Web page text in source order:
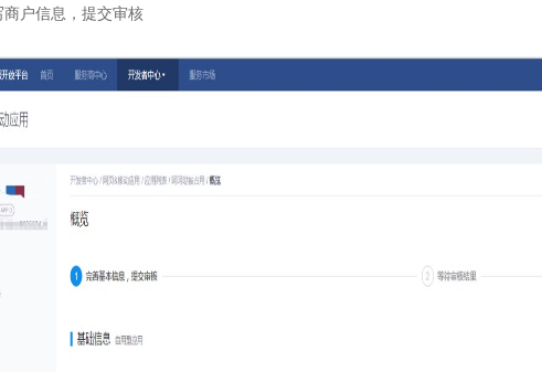
商户信息，提交审核